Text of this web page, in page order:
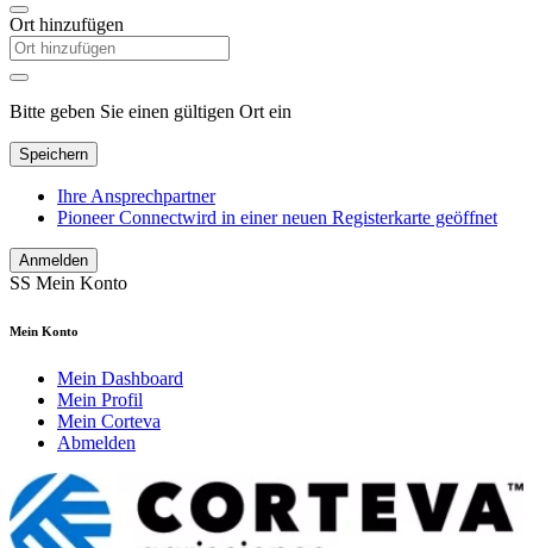
Ort hinzufügen
Bitte geben Sie einen gültigen Ort ein
Speichern
Ihre Ansprechpartner
Pioneer Connectwird in einer neuen Registerkarte geöffnet
Anmelden
SS Mein Konto
Mein Konto
Mein Dashboard
Mein Profil
Mein Corteva
Abmelden